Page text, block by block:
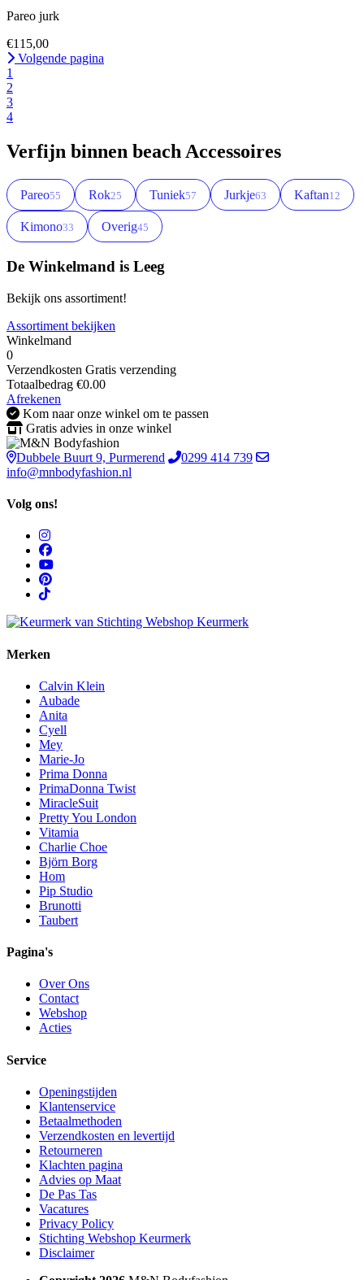
Pareo jurk
€115,00
Volgende pagina
1
2
3
4
Verfijn binnen beach Accessoires
Pareo55 Rok25 Tuniek57 Jurkje63 Kaftan12
Kimono33 Overig45
De Winkelmand is Leeg
Bekijk ons assortiment!
Assortiment bekijken
Winkelmand
0
Verzendkosten Gratis verzending
Totaalbedrag €0.00
Afrekenen
Kom naar onze winkel om te passen
Gratis advies in onze winkel
Dubbele Buurt 9, Purmerend
0299 414 739
info@mnbodyfashion.nl
Volg ons!
Merken
Calvin Klein
Aubade
Anita
Cyell
Mey
Marie-Jo
Prima Donna
PrimaDonna Twist
MiracleSuit
Pretty You London
Vitamia
Charlie Choe
Björn Borg
Hom
Pip Studio
Brunotti
Taubert
Pagina's
Over Ons
Contact
Webshop
Acties
Service
Openingstijden
Klantenservice
Betaalmethoden
Verzendkosten en levertijd
Retourneren
Klachten pagina
Advies op Maat
De Pas Tas
Vacatures
Privacy Policy
Stichting Webshop Keurmerk
Disclaimer